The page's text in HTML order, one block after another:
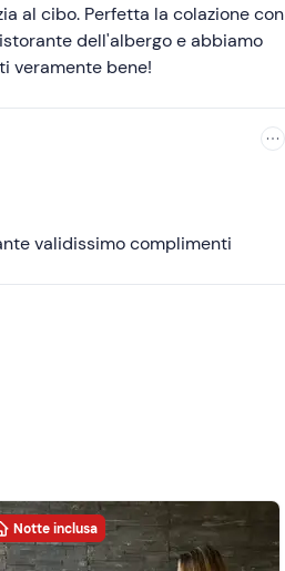
Meno recenti
Più alte
al cibo. Perfetta la colazione con
dell'albergo e abbiamo
veramente bene!
validissimo complimenti
Notte inclusa